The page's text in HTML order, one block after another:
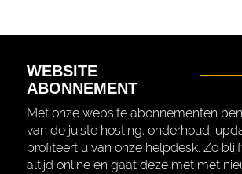
WEBSITE
ABONNEMENT
Met onze website abonnementen
van de juiste hosting, onderhoud,
profiteert u van onze helpdesk. Zo
altijd online en gaat deze met met